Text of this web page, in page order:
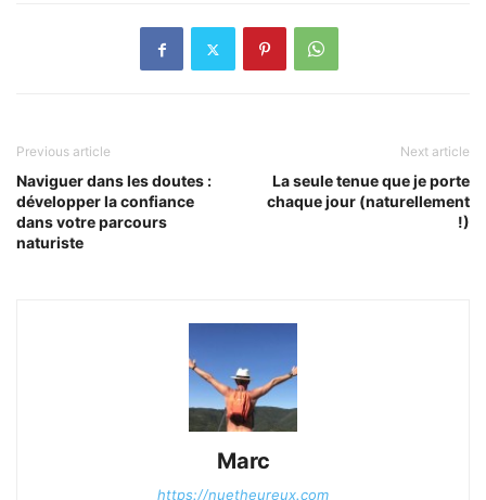
Previous article
Naviguer dans les doutes :
développer la confiance
dans votre parcours
naturiste
Next article
La seule tenue que je porte
chaque jour (naturellement
!)
Marc
https://nuetheureux.com